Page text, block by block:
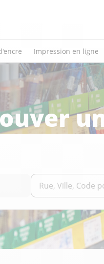
Impression en ligne